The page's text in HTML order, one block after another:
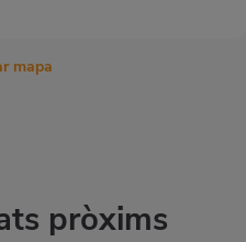
mapa
pròxims